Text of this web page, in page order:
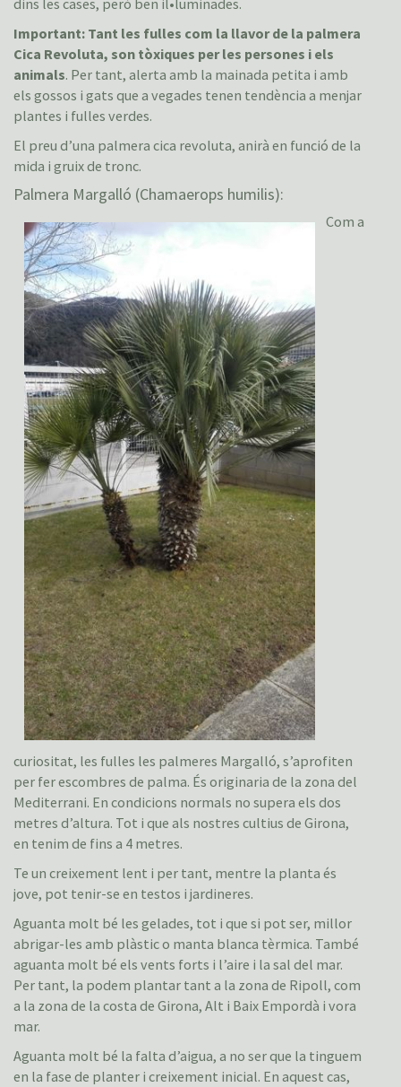
Important: Tant les fulles com la llavor de la palmera
Cica Revoluta, son tòxiques per les persones i els
animals. Per tant, alerta amb la mainada petita i amb
els gossos i gats que a vegades tenen tendència a menjar
plantes i fulles verdes.
El preu d’una palmera cica revoluta, anirà en funció de la
mida i gruix de tronc.
Palmera Margalló (Chamaerops humilis):
Com a
curiositat, les fulles les palmeres Margalló, s’aprofiten
per fer escombres de palma. És originaria de la zona del
Mediterrani. En condicions normals no supera els dos
metres d’altura. Tot i que als nostres cultius de Girona,
en tenim de fins a 4 metres.
Te un creixement lent i per tant, mentre la planta és
jove, pot tenir-se en testos i jardineres.
Aguanta molt bé les gelades, tot i que si pot ser, millor
abrigar-les amb plàstic o manta blanca tèrmica. També
aguanta molt bé els vents forts i l’aire i la sal del mar.
Per tant, la podem plantar tant a la zona de Ripoll, com
a la zona de la costa de Girona, Alt i Baix Empordà i vora
mar.
Aguanta molt bé la falta d’aigua, a no ser que la tinguem
en la fase de planter i creixement inicial. En aquest cas,